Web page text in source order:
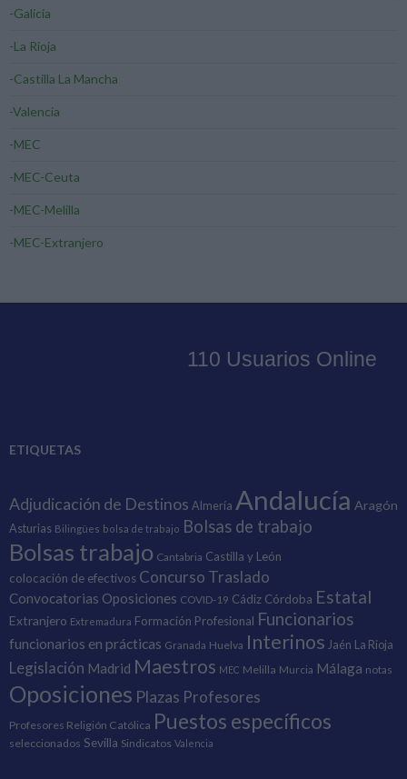
-Galicia
-La Rioja
-Castilla La Mancha
-Valencia
-MEC
-MEC-Ceuta
-MEC-Melilla
-MEC-Extranjero
ETIQUETAS
Adjudicación de Destinos Almería Andalucía Aragón
Asturias Bilingües bolsa de trabajo Bolsas de trabajo
Bolsas trabajo Cantabria Castilla y León
colocación de efectivos Concurso Traslado
Convocatorias Oposiciones COVID-19 Cádiz Córdoba Estatal
Extranjero Extremadura Formación Profesional Funcionarios
funcionarios en prácticas Granada Huelva Interinos Jaén La Rioja
Legislación Madrid Maestros MEC Melilla Murcia Málaga notas
Oposiciones Plazas Profesores
Profesores Religión Católica Puestos específicos
seleccionados Sevilla Sindicatos Valencia